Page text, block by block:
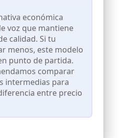
Ideal para diversos
áreas remotas,
oficinas, fábricas e
trenes y autobuses.
versátil es adecuado
Conecte esta que
caja registradora de
registro de tarifas de
la función de señal
sus operaciones
adicional.
Utilice este terminal
económica
voz que mantiene
calidad. Si tu
menos, este modelo
punto de partida.
comparar
intermedias para
entre precio